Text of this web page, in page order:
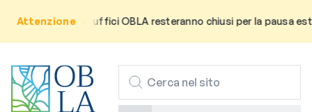
Attenzione
l’utenza che gli uffici OBLA resteranno chiusi per la pausa
CERCA